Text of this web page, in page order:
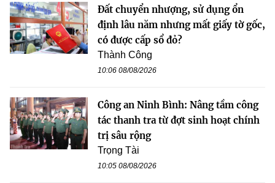
Đất chuyển nhượng, sử dụng ổn
định lâu năm nhưng mất giấy tờ gốc,
có được cấp sổ đỏ?
Thành Công
10:06 08/08/2026
Công an Ninh Bình: Nâng tầm công
tác thanh tra từ đợt sinh hoạt chính
trị sâu rộng
Trọng Tài
10:05 08/08/2026